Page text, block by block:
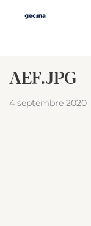
AEF.JPG
4 septembre 2020